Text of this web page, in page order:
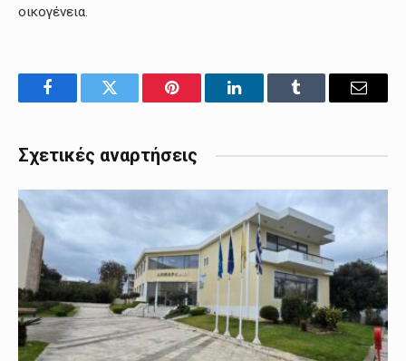
οικογένεια.
FacebookTwitter Pinterest LinkedInTumblr Email
Σχετικές αναρτήσεις